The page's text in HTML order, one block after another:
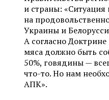
и страны: «Ситуация
на
Украины и
А согласно
мяса должно быть
50%, говядины —
что-то. Но нам
АПК».